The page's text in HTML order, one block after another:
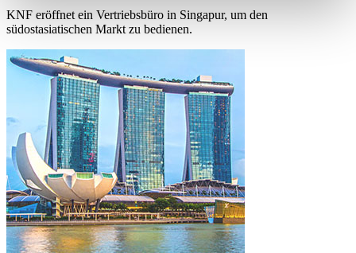
KNF eröffnet ein Vertriebsbüro in Singapur, um den
südostasiatischen Markt zu bedienen.